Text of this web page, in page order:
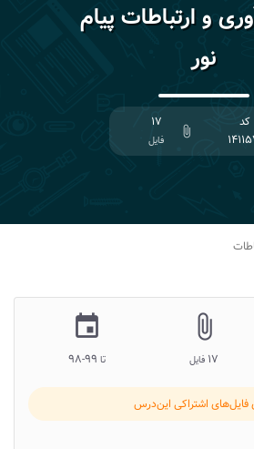
و ارتباطات پیام
نور
کد
attach_file
۱۷
فایل
attach_file
۱۷ فایل
insert_invitation
تا
فایل‌های اشتراکی این‌درس